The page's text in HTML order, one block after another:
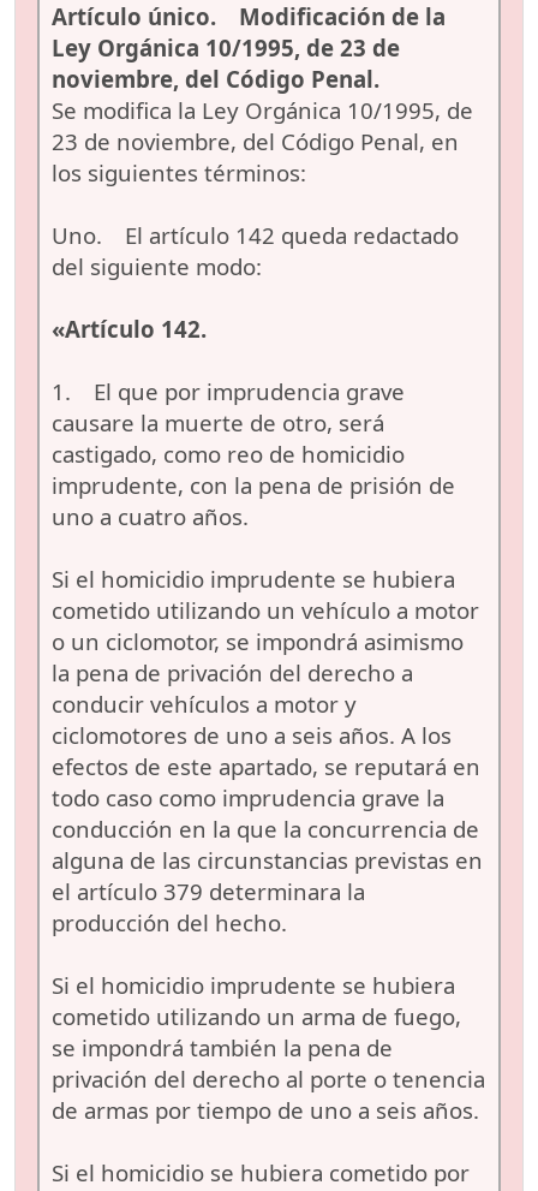
Artículo único. Modificación de la
Ley Orgánica 10/1995, de 23 de
noviembre, del Código Penal.
Se modifica la Ley Orgánica 10/1995, de
23 de noviembre, del Código Penal, en
los siguientes términos:
Uno. El artículo 142 queda redactado
del siguiente modo:
«Artículo 142.
1. El que por imprudencia grave
causare la muerte de otro, será
castigado, como reo de homicidio
imprudente, con la pena de prisión de
uno a cuatro años.
Si el homicidio imprudente se hubiera
cometido utilizando un vehículo a motor
o un ciclomotor, se impondrá asimismo
la pena de privación del derecho a
conducir vehículos a motor y
ciclomotores de uno a seis años. A los
efectos de este apartado, se reputará en
todo caso como imprudencia grave la
conducción en la que la concurrencia de
alguna de las circunstancias previstas en
el artículo 379 determinara la
producción del hecho.
Si el homicidio imprudente se hubiera
cometido utilizando un arma de fuego,
se impondrá también la pena de
privación del derecho al porte o tenencia
de armas por tiempo de uno a seis años.
Si el homicidio se hubiera cometido por